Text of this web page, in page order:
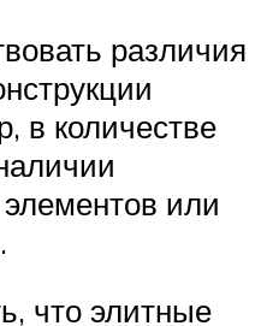
различия
в количестве
или
что элитные